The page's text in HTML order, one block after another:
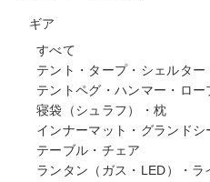
ギア
すべて
テント・タープ・シェルター
テントペグ・ハンマー・ロー
寝袋（シュラフ）・枕
インナーマット・グランドシ
テーブル・チェア
ランタン（ガス・LED）・ラ